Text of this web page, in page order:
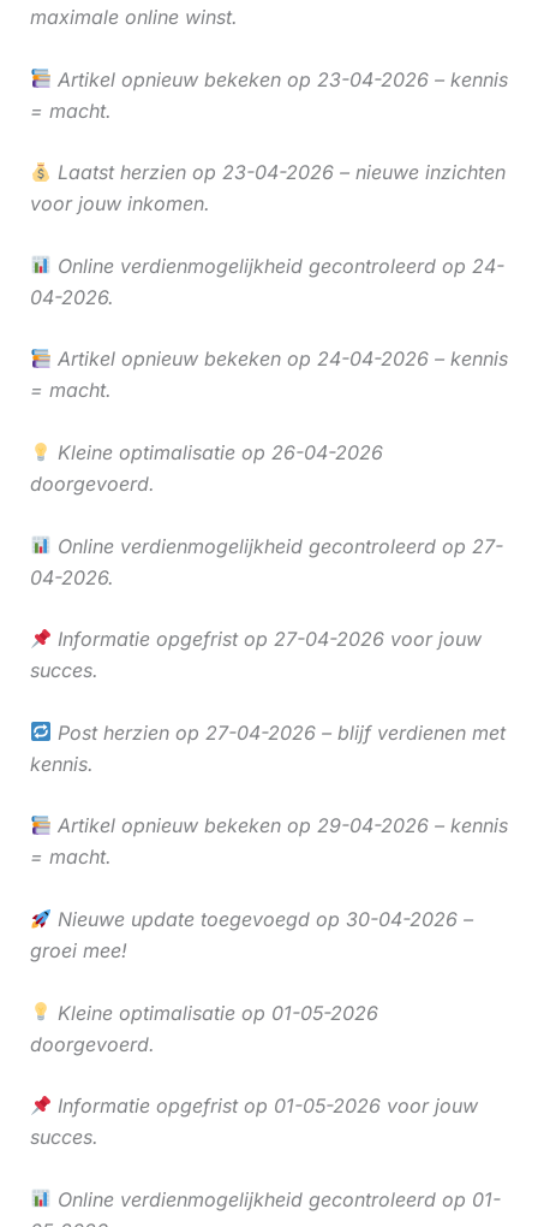
maximale online winst.
Artikel opnieuw bekeken op 23-04-2026 – kennis
= macht.
Laatst herzien op 23-04-2026 – nieuwe inzichten
voor jouw inkomen.
Online verdienmogelijkheid gecontroleerd op 24-
04-2026.
Artikel opnieuw bekeken op 24-04-2026 – kennis
= macht.
Kleine optimalisatie op 26-04-2026
doorgevoerd.
Online verdienmogelijkheid gecontroleerd op 27-
04-2026.
Informatie opgefrist op 27-04-2026 voor jouw
succes.
Post herzien op 27-04-2026 – blijf verdienen met
kennis.
Artikel opnieuw bekeken op 29-04-2026 – kennis
= macht.
Nieuwe update toegevoegd op 30-04-2026 –
groei mee!
Kleine optimalisatie op 01-05-2026
doorgevoerd.
Informatie opgefrist op 01-05-2026 voor jouw
succes.
Online verdienmogelijkheid gecontroleerd op 01-